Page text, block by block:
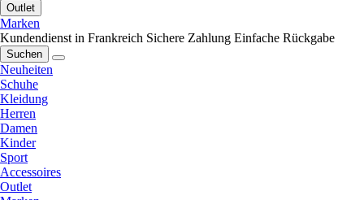
Outlet
Marken
Kundendienst in Frankreich Sichere Zahlung Einfache Rückgabe
Suchen
Neuheiten
Schuhe
Kleidung
Herren
Damen
Kinder
Sport
Accessoires
Outlet